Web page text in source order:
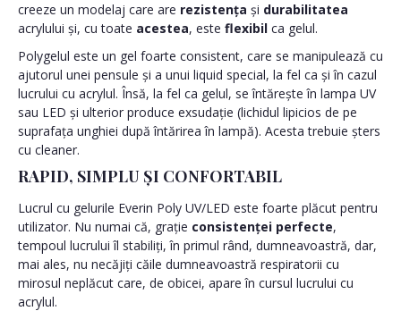
creeze un modelaj care are rezistența și durabilitatea
acrylului și, cu toate acestea, este flexibil ca gelul.
Polygelul este un gel foarte consistent, care se manipulează cu
ajutorul unei pensule și a unui liquid special, la fel ca și în cazul
lucrului cu acrylul. Însă, la fel ca gelul, se întărește în lampa UV
sau LED și ulterior produce exsudație (lichidul lipicios de pe
suprafața unghiei după întărirea în lampă). Acesta trebuie șters
cu cleaner.
RAPID, SIMPLU ȘI CONFORTABIL
Lucrul cu gelurile Everin Poly UV/LED este foarte plăcut pentru
utilizator. Nu numai că, grație consistenței perfecte,
tempoul lucrului îl stabiliți, în primul rând, dumneavoastră, dar,
mai ales, nu necăjiți căile dumneavoastră respiratorii cu
mirosul neplăcut care, de obicei, apare în cursul lucrului cu
acrylul.